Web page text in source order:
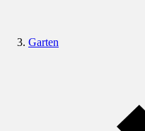
Garten